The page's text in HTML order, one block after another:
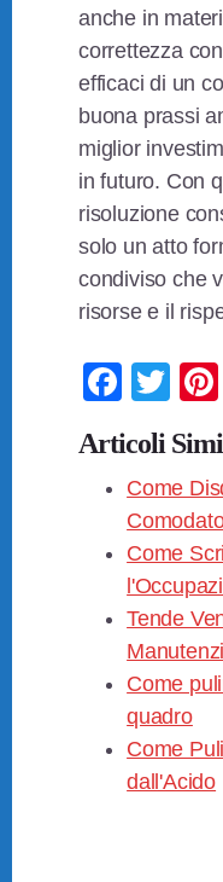
anche in
correttezza
efficaci di un
buona prassi
miglior
in futuro. Con
risoluzione
solo un atto
condiviso che
risorse e il
F
a
c
e
b
o
o
k
T
wi
tt
er
Articoli
Come
Come
Tende
Come
quadro​
Come
dall'Acido